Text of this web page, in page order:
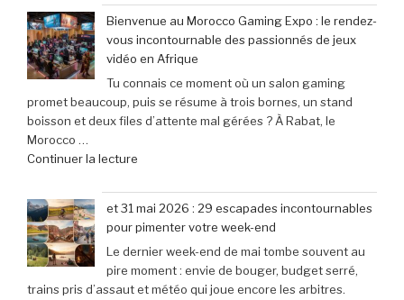
compteurs
de
joueurs
connectés,
trois
ans
après
exceptionnelle
:
Le
clavier
Corsair
K70
Pro
79,99
€
(-25% »
Bienvenue au Morocco Gaming Expo : le rendez-
vous incontournable des passionnés de jeux
vidéo en Afrique
Tu connais ce moment où un salon gaming
promet beaucoup, puis se résume à trois bornes, un stand
boisson et deux files d’attente mal gérées ? À Rabat, le
Morocco …
Continuer la lecture
au
Morocco
Gaming
Expo
:
le
et 31 mai 2026 : 29 escapades incontournables
pour pimenter votre week-end
Le dernier week-end de mai tombe souvent au
pire moment : envie de bouger, budget serré,
trains pris d’assaut et météo qui joue encore les arbitres.